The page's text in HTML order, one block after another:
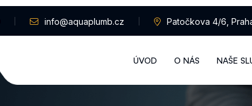
info@aquaplumb.cz Patočkova 4/6,
ÚVOD O NÁS NAŠE